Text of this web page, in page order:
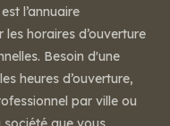
l’annuaire
horaires d’ouverture
Besoin d'une
heures d’ouverture,
par ville ou